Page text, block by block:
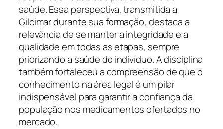
saúde. Essa perspectiva, transmitida a
Gilcimar durante sua formação, destaca a
relevância de se manter a integridade e a
qualidade em todas as etapas, sempre
priorizando a saúde do indivíduo. A disciplina
também fortaleceu a compreensão de que o
conhecimento na área legal é um pilar
indispensável para garantir a confiança da
população nos medicamentos ofertados no
mercado.